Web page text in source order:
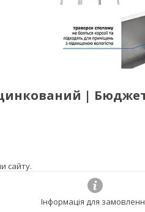
|
сайту.
Інформація для